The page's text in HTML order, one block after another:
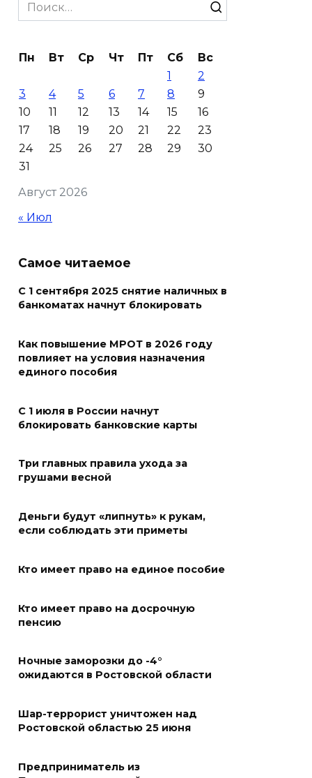
отметят День физкультурника
В Таганроге из-за аварии
отключили свет на четырех
улицах
07 августа 2026 18:42
2000 жителей бесплатно
осваивают новые профессии
тысяч детей: в Ростовской
области продолжается
07 августа 2026 18:30
в донской столице
07 августа 2026 18:28
«Метеор» «Андрей Байков»
Меры поддержки после ЧС
взаимодействие участников
избирательного процесса в
07 августа 2026 17:14
В Ростове доходный дом
Емельяновых на Большой
специалисты
for:
Август 2026
Пн Вт Ср Чт Пт Сб
Вс
1
2
3
4 5 6 7 8
9
10
11 12 13 14 15
16
17
18 19 20 21 22
23
24
25 26 27 28 29
30
31
« Июл
Самое читаемое
С 1 сентября 2025 снятие наличных в
банкоматах начнут блокировать
Как повышение МРОТ в 2026 году
повлияет на условия назначения
единого пособия
С 1 июля в России начнут
блокировать банковские карты
Три главных правила ухода за
грушами весной
Деньги будут «липнуть» к рукам,
если соблюдать эти приметы
Кто имеет право на единое пособие
Кто имеет право на досрочную
пенсию
Ночные заморозки до -4°
ожидаются в Ростовской области
Шар-террорист уничтожен над
Ростовской областью 25 июня
Предприниматель из